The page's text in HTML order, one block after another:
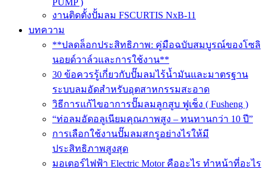
PUMP )
งานติดตั้งปั้มลม FSCURTIS NxB-11
บทความ
**ปลดล็อกประสิทธิภาพ: คู่มือฉบับสมบูรณ์ของโซลิ
นอยด์วาล์วและการใช้งาน**
30 ข้อควรรู้เกี่ยวกับปั๊มลมไร้น้ำมันและมาตรฐาน
ระบบลมอัดสำหรับอุตสาหกรรมสะอาด
วิธีการแก้ไขอาการปั๊มลมลูกสูบ ฟูเช็ง ( Fusheng )
“ท่อลมอัดอลูเนียมคุณภาพสูง – ทนทานกว่า 10 ปี”
การเลือกใช้งานปั๊มลมสกรูอย่างไรให้มี
ประสิทธิภาพสูงสุด
มอเตอร์ไฟฟ้า Electric Motor คืออะไร ทำหน้าที่อะไร